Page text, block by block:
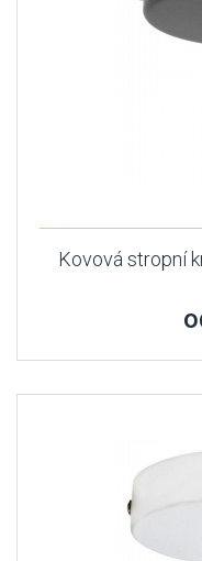
Kovová stropní